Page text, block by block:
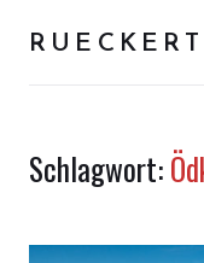
Schlagwort: